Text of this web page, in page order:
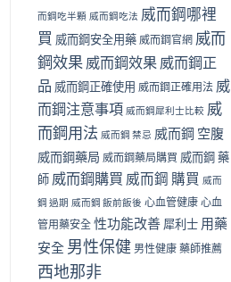
而鋼吃半顆 威而鋼吃法 威而鋼哪裡
買 威而鋼安全用藥 威而鋼官網 威而
鋼效果 威而鋼效果 威而鋼正
品 威而鋼正確使用 威而鋼正確用法 威
而鋼注意事項 威而鋼犀利士比較 威
而鋼用法 威而鋼 禁忌 威而鋼 空腹
威而鋼藥局 威而鋼藥局購買 威而鋼 藥
師 威而鋼購買 威而鋼 購買 威而
鋼 過期 威而鋼 飯前飯後 心血管健康 心血
管用藥安全 性功能改善 犀利士 用藥
安全 男性保健 男性健康 藥師推薦
西地那非